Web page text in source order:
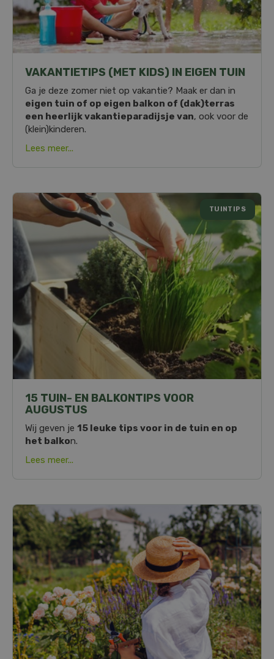
VAKANTIETIPS (MET KIDS) IN EIGEN TUIN
Ga je deze zomer niet op vakantie? Maak er dan in
eigen tuin of op eigen balkon of (dak)terras
een heerlijk vakantieparadijsje van, ook voor de
(klein)kinderen.
Lees meer...
15 TUIN- EN BALKONTIPS VOOR
AUGUSTUS
TUINTIPS
Wij geven je 15 leuke tips voor in de tuin en op
het balkon.
Lees meer...